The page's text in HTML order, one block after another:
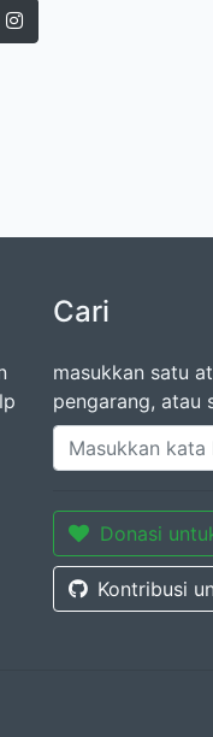
Cari
masukkan satu
pengarang, atau
Donasi
Kontribusi